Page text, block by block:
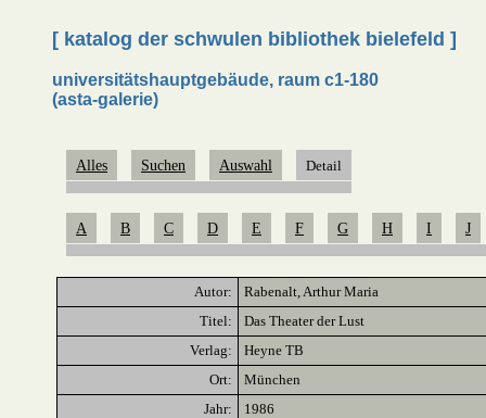
[ katalog der schwulen bibliothek bielefeld ]
universitätshauptgebäude, raum c1-180
(asta-galerie)
Alles Suchen Auswahl Detail
A B C D E F G H I J
Autor:
Rabenalt, Arthur Maria
Titel:
Das Theater der Lust
Verlag:
Heyne TB
Ort:
München
Jahr:
1986